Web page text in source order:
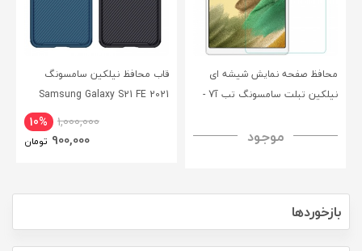
محافظ صفحه نمایش شیشه ای
نیلکین تبلت سامسونگ تب آ7 -
H+ Anti-explosion Tempered
موجود
قاب محافظ نیلکین سامسونگ
Samsung Galaxy S21 FE 2021
10% 1,000,000
900,000 تومان
بازخوردها